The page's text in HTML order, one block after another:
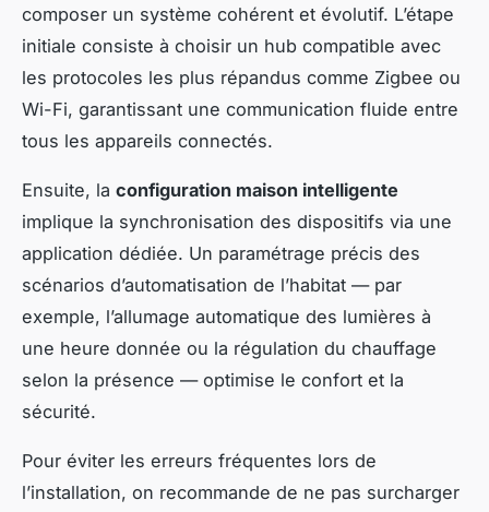
composer un système cohérent et évolutif. L’étape
initiale consiste à choisir un hub compatible avec
les protocoles les plus répandus comme Zigbee ou
Wi-Fi, garantissant une communication fluide entre
tous les appareils connectés.
Ensuite, la configuration maison intelligente
implique la synchronisation des dispositifs via une
application dédiée. Un paramétrage précis des
scénarios d’automatisation de l’habitat — par
exemple, l’allumage automatique des lumières à
une heure donnée ou la régulation du chauffage
selon la présence — optimise le confort et la
sécurité.
Pour éviter les erreurs fréquentes lors de
l’installation, on recommande de ne pas surcharger